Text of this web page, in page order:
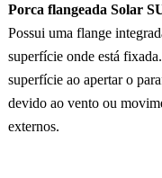
Porca flangeada Solar
Possui uma flange
superfície onde está
superfície ao apertar o
devido ao vento ou
externos.